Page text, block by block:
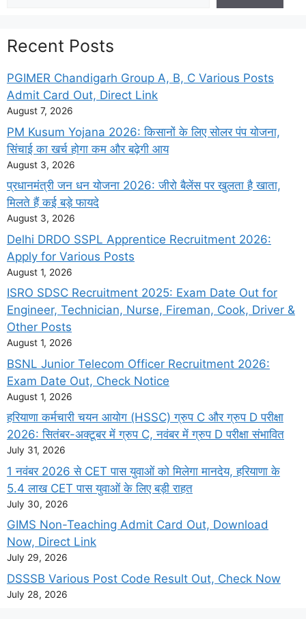
Recent Posts
PGIMER Chandigarh Group A, B, C Various Posts
Admit Card Out, Direct Link
August 7, 2026
PM Kusum Yojana 2026: किसानों के लिए सोलर पंप योजना,
सिंचाई का खर्च होगा कम और बढ़ेगी आय
August 3, 2026
प्रधानमंत्री जन धन योजना 2026: जीरो बैलेंस पर खुलता है खाता,
मिलते हैं कई बड़े फायदे
August 3, 2026
Delhi DRDO SSPL Apprentice Recruitment 2026:
Apply for Various Posts
August 1, 2026
ISRO SDSC Recruitment 2025: Exam Date Out for
Engineer, Technician, Nurse, Fireman, Cook, Driver &
Other Posts
August 1, 2026
BSNL Junior Telecom Officer Recruitment 2026:
Exam Date Out, Check Notice
August 1, 2026
हरियाणा कर्मचारी चयन आयोग (HSSC) ग्रुप C और ग्रुप D परीक्षा
2026: सितंबर-अक्टूबर में ग्रुप C, नवंबर में ग्रुप D परीक्षा संभावित
July 31, 2026
1 नवंबर 2026 से CET पास युवाओं को मिलेगा मानदेय, हरियाणा के
5.4 लाख CET पास युवाओं के लिए बड़ी राहत
July 30, 2026
GIMS Non-Teaching Admit Card Out, Download
Now, Direct Link
July 29, 2026
DSSSB Various Post Code Result Out, Check Now
July 28, 2026